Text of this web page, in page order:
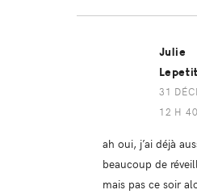
Julie
31
12 H
ah oui, j’ai déjà
beaucoup de
mais pas ce soir